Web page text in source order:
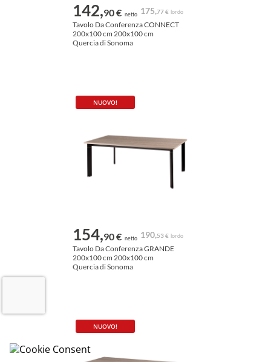
142,90 € netto 175,77 € lordo
Tavolo Da Conferenza CONNECT
200x100 cm 200x100 cm
Quercia di Sonoma
NUOVO!
154,90 € netto 190,53 € lordo
Tavolo Da Conferenza GRANDE
200x100 cm 200x100 cm
Quercia di Sonoma
NUOVO!